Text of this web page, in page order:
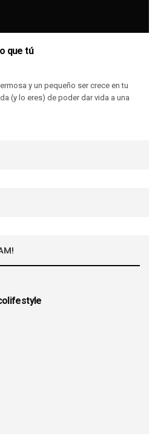
que tú
y un pequeño ser crece en tu
(y lo eres) de poder dar vida a una